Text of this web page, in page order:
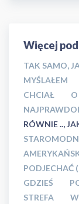
Więcej
TAK SAMO,
MYŚLAŁEM
CHCIAŁ
O
RÓWNIE ..,
PODJECHAĆ
GDZIEŚ
STREFA